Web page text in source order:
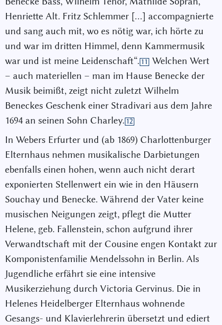
Henriette Alt. Fritz Schlemmer […] accompagnierte
und sang auch mit, wo es nötig war, ich hörte zu
und war im dritten Himmel, denn Kammermusik
war und ist meine Leidenschaft“. 11
Welchen Wert
– auch materiellen – man im Hause Benecke der
Musik beimißt, zeigt nicht zuletzt Wilhelm
Beneckes Geschenk einer Stradivari aus dem Jahre
1694 an seinen Sohn Charley. 12
In Webers Erfurter und (ab 1869) Charlottenburger
Elternhaus nehmen musikalische Darbietungen
ebenfalls einen hohen, wenn auch nicht derart
exponierten Stellenwert ein wie in den Häusern
Souchay und Benecke. Während der Vater keine
musischen Neigungen zeigt, pflegt die Mutter
Helene, geb. Fallenstein, schon aufgrund ihrer
Verwandtschaft mit der Cousine engen Kontakt zur
Komponistenfamilie Mendelssohn in Berlin. Als
Jugendliche erfährt sie eine intensive
Musikerziehung durch Victoria Gervinus. Die in
Helenes Heidelberger Elternhaus wohnende
Gesangs- und Klavierlehrerin übersetzt und ediert